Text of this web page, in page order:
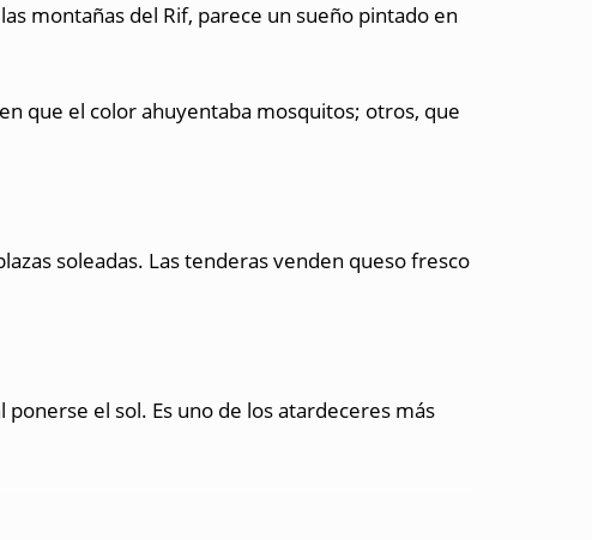
montañas del Rif, parece un sueño pintado en
que el color ahuyentaba mosquitos; otros, que
soleadas. Las tenderas venden queso fresco
el sol. Es uno de los atardeceres más